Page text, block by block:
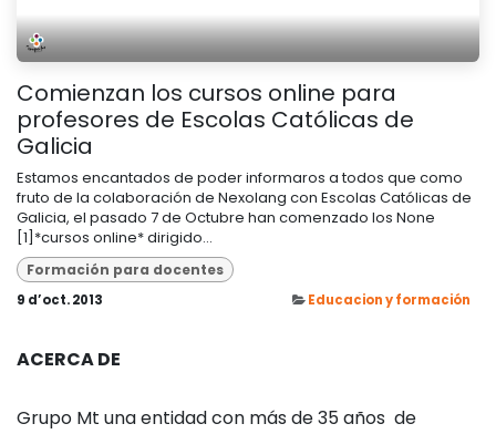
Comienzan los cursos online para
profesores de Escolas Católicas de
Galicia
Estamos encantados de poder informaros a todos que como
fruto de la colaboración de Nexolang con Escolas Católicas de
Galicia, el pasado 7 de Octubre han comenzado los None
[1]*cursos online* dirigido...
Formación para docentes
9 d’oct. 2013 Educacion y formación
ACERCA DE
Grupo Mt una entidad con más de 35 años de